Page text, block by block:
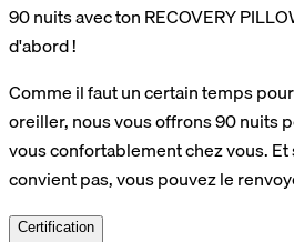
90 nuits avec ton RECOVERY
d'abord !
Comme il faut un certain temps
oreiller, nous vous offrons 90 nuits
vous confortablement chez vous.
convient pas, vous pouvez le
Certification